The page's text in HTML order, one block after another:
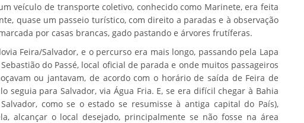
veículo de transporte coletivo, conhecido como Marinete, era feita
quase um passeio turístico, com direito a paradas e à observação
por casas brancas, gado pastando e árvores frutíferas.
Feira/Salvador, e o percurso era mais longo, passando pela Lapa
do Passé, local oficial de parada e onde muitos passageiros
ou jantavam, de acordo com o horário de saída de Feira de
seguia para Salvador, via Água Fria. E, se era difícil chegar à Bahia
como se o estado se resumisse à antiga capital do País),
alcançar o local desejado, principalmente se não fosse na área